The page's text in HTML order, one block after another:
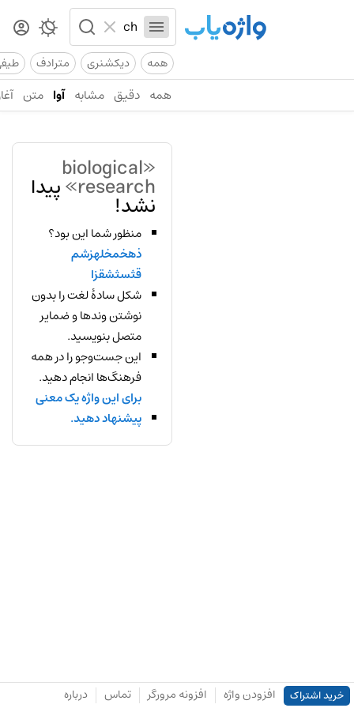
همه دیکشنری مترادف
همه دقیق مشابه آوا متن
«biological
research» پیدا
نشد!
منظور شما این بود؟
ذهخمخلهزشم
قثسثشقزا
شکل سادهٔ لغت را بدون
نوشتن وندها و ضمایر
متصل بنویسید.
این جست‌وجو را در همه
فرهنگ‌ها انجام دهید.
برای این واژه یک معنی
پیشنهاد دهید.
خرید اشتراک افزودن واژه افزونه مرورگر تماس درباره